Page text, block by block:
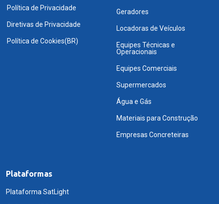
Política de Privacidade
Diretivas de Privacidade
Política de Cookies(BR)
Geradores
Locadoras de Veículos
Equipes Técnicas e
Operacionais
Equipes Comerciais
Supermercados
Água e Gás
Materiais para Construção
Empresas Concreteiras
Plataformas
Plataforma SatLight